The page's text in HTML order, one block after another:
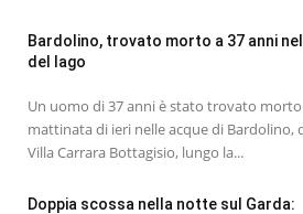
Bardolino, trovato morto a 37 anni
del lago
Un uomo di 37 anni è stato trovato
mattinata di ieri nelle acque di Bardolino,
Villa Carrara Bottagisio, lungo la...
Doppia scossa nella notte sul Garda: